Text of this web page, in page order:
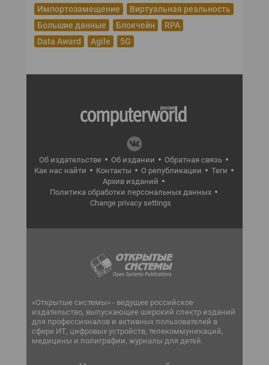
Импортозамещение
Виртуальная реальность
Большие данные
Блокчейн
RPA
Data Award
Agile 5G
Об издательстве Об издании
Обратная связь
Как нас найти
Контакты О републикации
Теги
Архив изданий
Политика обработки персональных данных
Change privacy settings
«Открытые системы» - ведущее российское
издательство, выпускающее широкий спектр изданий
для профессионалов и активных пользователей в
сфере ИТ, цифровых устройств, телекоммуникаций,
медицины и полиграфии, журналы для детей.